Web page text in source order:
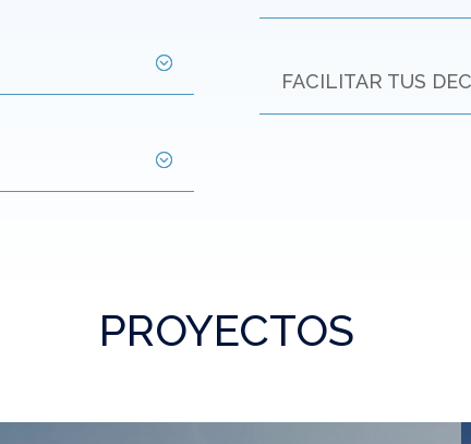
FACILITAR TUS
PROYECTOS